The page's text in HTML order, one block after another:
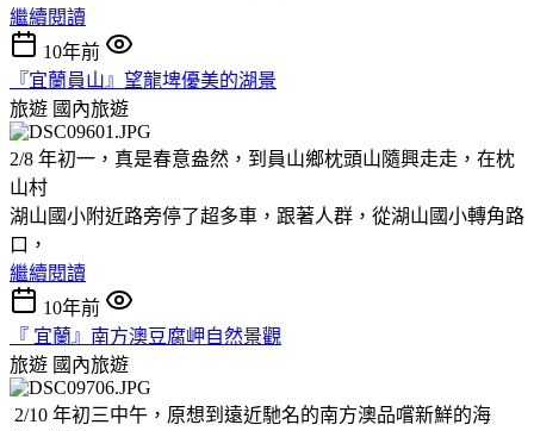
繼續閱讀
10年前
『宜蘭員山』望龍埤優美的湖景
旅遊 國內旅遊
2/8 年初一，真是春意盎然，到員山鄉枕頭山隨興走走，在枕
山村
湖山國小附近路旁停了超多車，跟著人群，從湖山國小轉角路
口，
繼續閱讀
10年前
『 宜蘭』南方澳豆腐岬自然景觀
旅遊 國內旅遊
2/10 年初三中午，原想到遠近馳名的南方澳品嚐新鮮的海